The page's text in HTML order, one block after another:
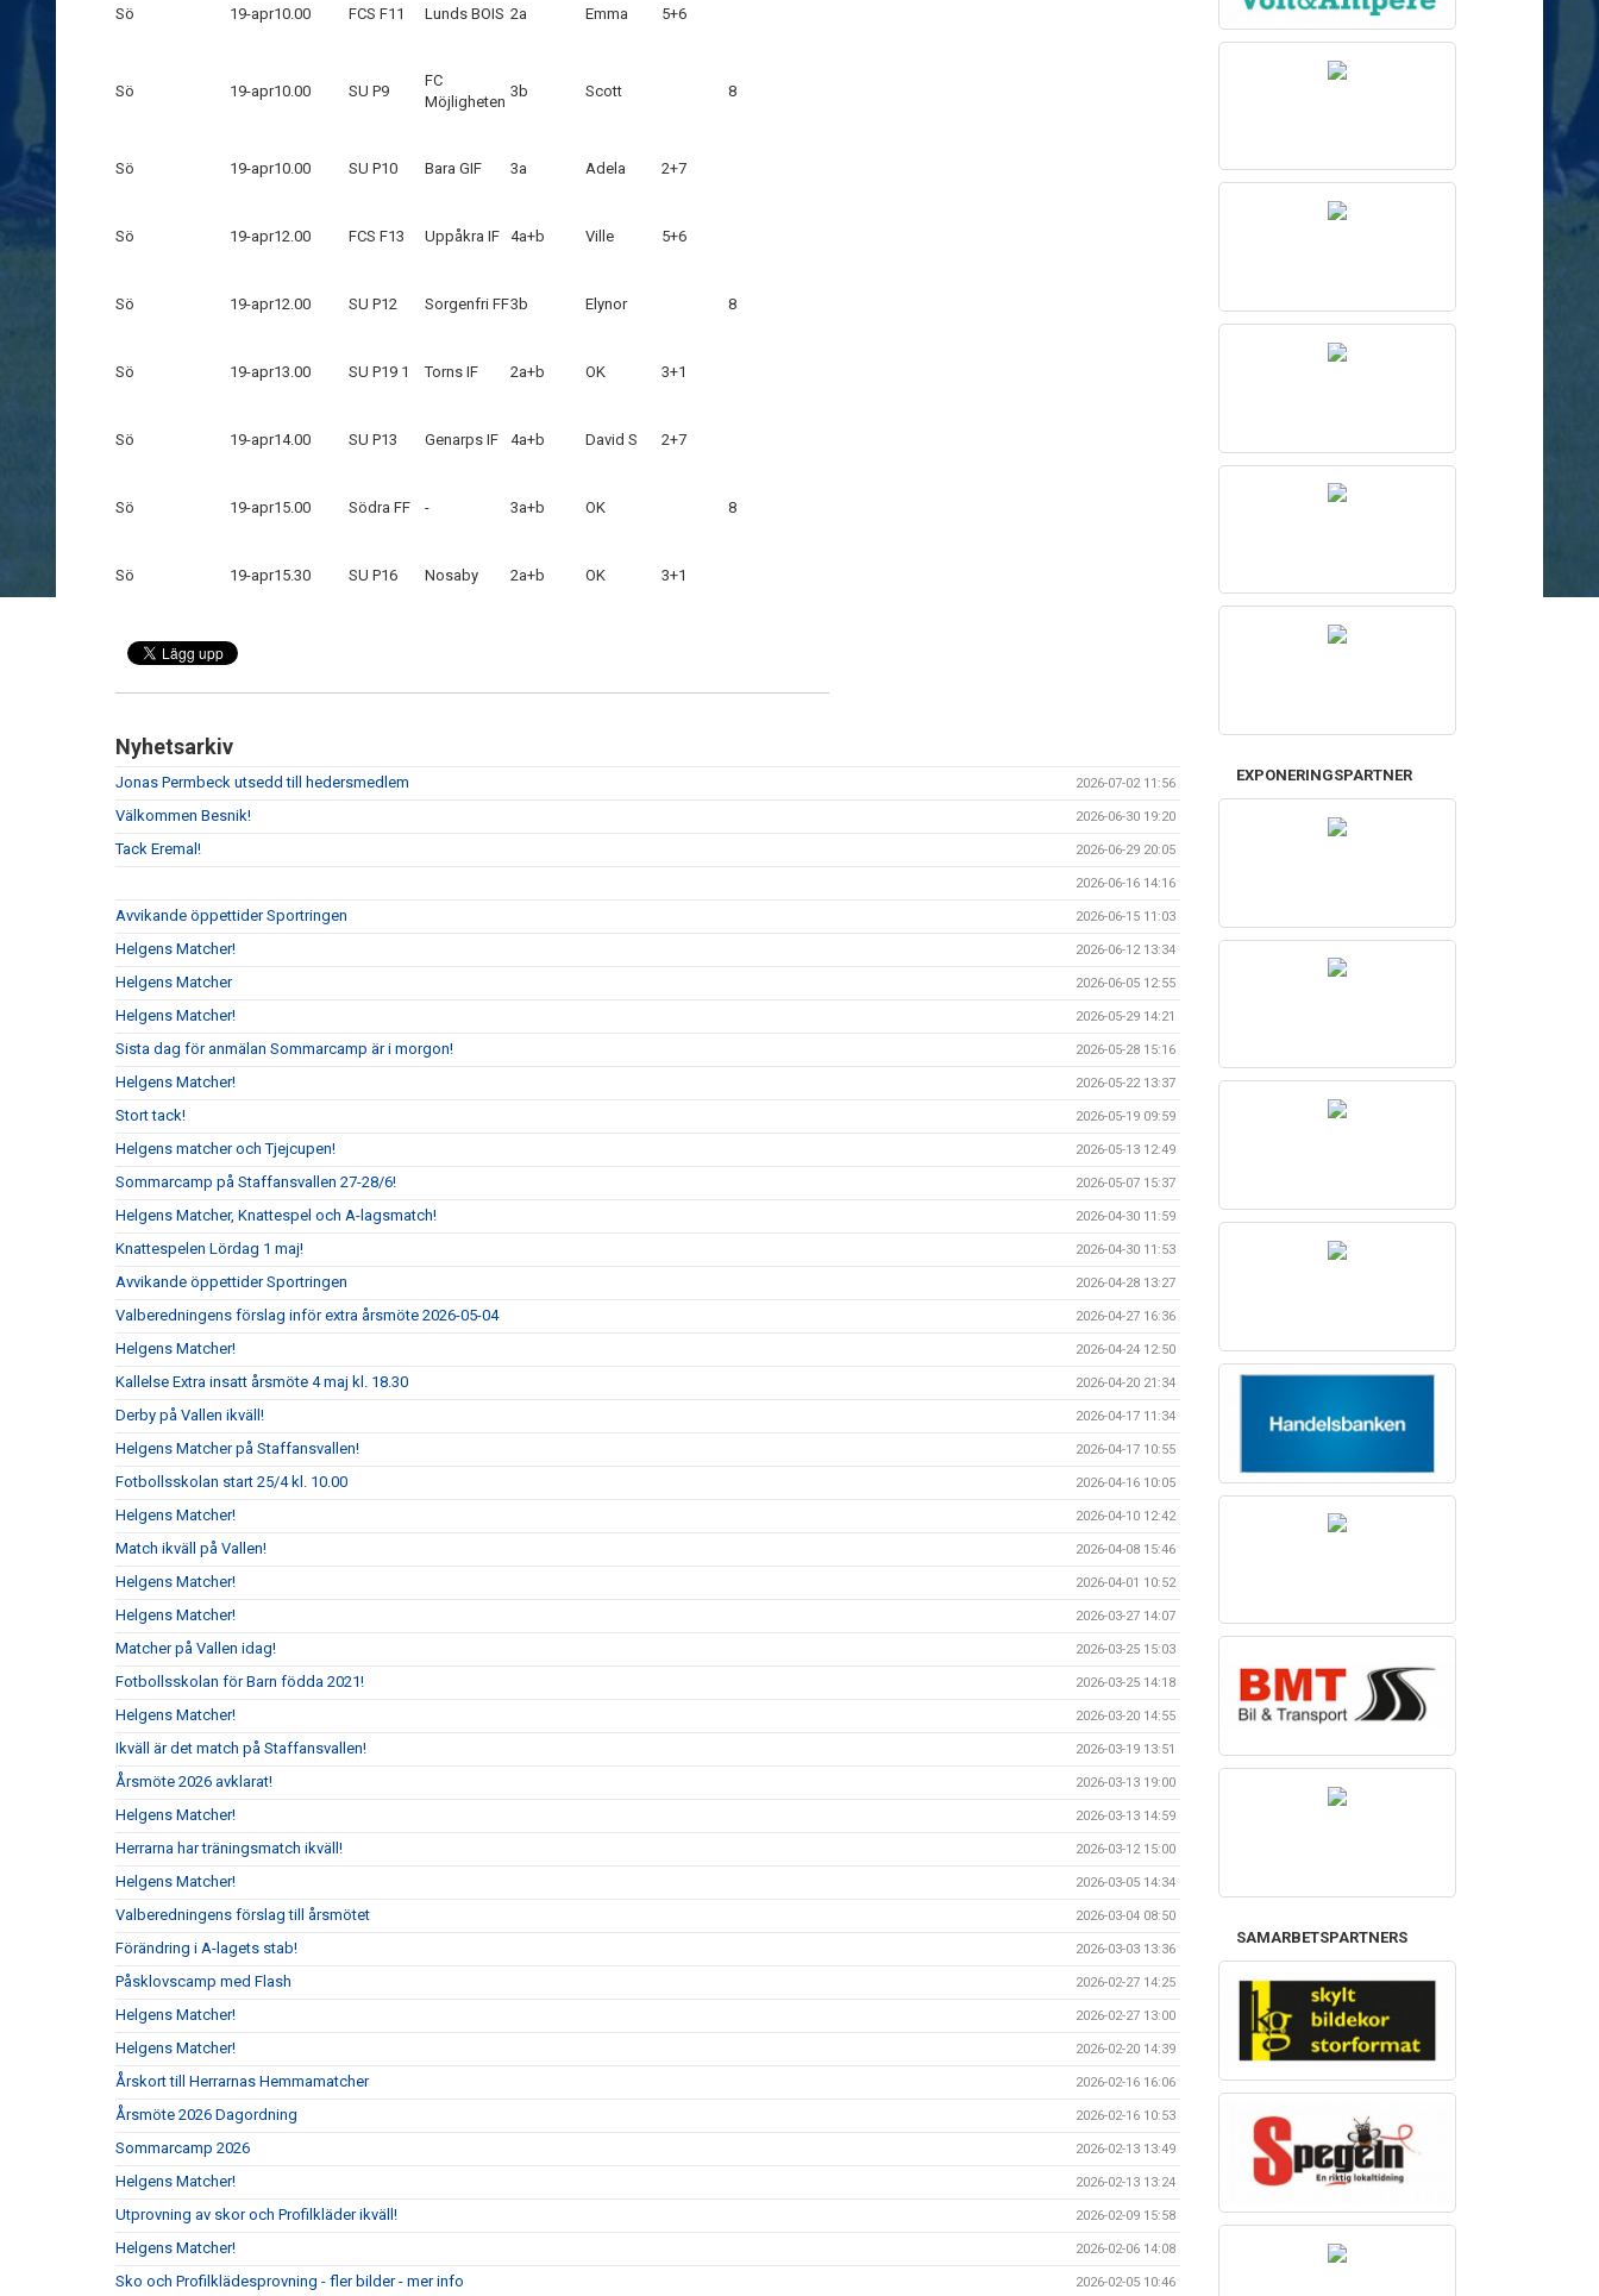
Sö 19-apr10.00 FCS F11 Lunds BOIS 2a Emma 5+6
Sö 19-apr10.00 SU P9
FC
Möjligheten
3b Scott 8
Sö 19-apr10.00 SU P10 Bara GIF 3a Adela 2+7
Sö 19-apr12.00 FCS F13 Uppåkra IF 4a+b Ville 5+6
Sö 19-apr12.00 SU P12 Sorgenfri FF3b Elynor 8
Sö 19-apr13.00 SU P19 1 Torns IF 2a+b OK 3+1
Sö 19-apr14.00 SU P13 Genarps IF 4a+b David S 2+7
Sö 19-apr15.00 Södra FF - 3a+b OK 8
Sö 19-apr15.30 SU P16 Nosaby 2a+b OK 3+1
Nyhetsarkiv
Jonas Permbeck utsedd till hedersmedlem 2026-07-02 11:56
Välkommen Besnik! 2026-06-30 19:20
Tack Eremal! 2026-06-29 20:05
2026-06-16 14:16
Avvikande öppettider Sportringen 2026-06-15 11:03
Helgens Matcher! 2026-06-12 13:34
Helgens Matcher 2026-06-05 12:55
Helgens Matcher! 2026-05-29 14:21
Sista dag för anmälan Sommarcamp är i morgon! 2026-05-28 15:16
Helgens Matcher! 2026-05-22 13:37
Stort tack! 2026-05-19 09:59
Helgens matcher och Tjejcupen! 2026-05-13 12:49
Sommarcamp på Staffansvallen 27-28/6! 2026-05-07 15:37
Helgens Matcher, Knattespel och A-lagsmatch! 2026-04-30 11:59
Knattespelen Lördag 1 maj! 2026-04-30 11:53
Avvikande öppettider Sportringen 2026-04-28 13:27
Valberedningens förslag inför extra årsmöte 2026-05-04 2026-04-27 16:36
Helgens Matcher! 2026-04-24 12:50
Kallelse Extra insatt årsmöte 4 maj kl. 18.30 2026-04-20 21:34
Derby på Vallen ikväll! 2026-04-17 11:34
Helgens Matcher på Staffansvallen! 2026-04-17 10:55
Fotbollsskolan start 25/4 kl. 10.00 2026-04-16 10:05
Helgens Matcher! 2026-04-10 12:42
Match ikväll på Vallen! 2026-04-08 15:46
Helgens Matcher! 2026-04-01 10:52
Helgens Matcher! 2026-03-27 14:07
Matcher på Vallen idag! 2026-03-25 15:03
Fotbollsskolan för Barn födda 2021! 2026-03-25 14:18
Helgens Matcher! 2026-03-20 14:55
Ikväll är det match på Staffansvallen! 2026-03-19 13:51
Årsmöte 2026 avklarat! 2026-03-13 19:00
Helgens Matcher! 2026-03-13 14:59
Herrarna har träningsmatch ikväll! 2026-03-12 15:00
Helgens Matcher! 2026-03-05 14:34
Valberedningens förslag till årsmötet 2026-03-04 08:50
Förändring i A-lagets stab! 2026-03-03 13:36
Påsklovscamp med Flash 2026-02-27 14:25
Helgens Matcher! 2026-02-27 13:00
Helgens Matcher! 2026-02-20 14:39
Årskort till Herrarnas Hemmamatcher 2026-02-16 16:06
Årsmöte 2026 Dagordning 2026-02-16 10:53
Sommarcamp 2026 2026-02-13 13:49
Helgens Matcher! 2026-02-13 13:24
Utprovning av skor och Profilkläder ikväll! 2026-02-09 15:58
Helgens Matcher! 2026-02-06 14:08
Sko och Profilklädesprovning - fler bilder - mer info 2026-02-05 10:46
EXPONERINGSPARTNER
SAMARBETSPARTNERS